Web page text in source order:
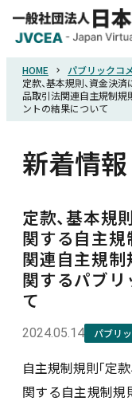
HOME
規則・ガイドライン
統計調査
会員紹介
詐欺関連情報
新着情報
HOME
パブリックコ
定款、基本規則、資金決
品取引法関連自主規制規
ントの結果について
新着情報
定款、基本規
関する自主
関連自主規
関するパブ
て
2024.05.14 パブリ
自主規制規則「定
関する自主規制